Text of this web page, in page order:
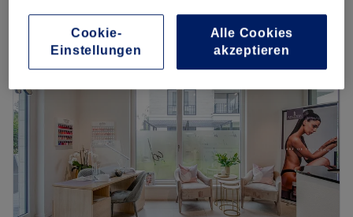
Dienstag
09:00–20:00
Mittwoch
09:00–20:00
09:00
Samstag
09:00
18:00
Sonntag
Geschlossen
Du möchtest dir mal wieder ein richtiges Rundum-
Schönheits-Programm gönnen? Dann bist du im
Kosmetikstudio QT Beauty in Berlin, Schmargendorf,
Cookie-
Einstellungen
Alle Cookies
akzeptieren